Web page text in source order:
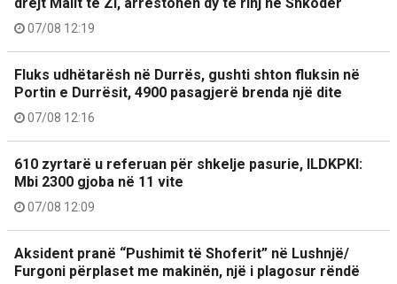
drejt Malit të Zi, arrestohen dy të rinj në Shkodër
07/08 12:19
Fluks udhëtarësh në Durrës, gushti shton fluksin në
Portin e Durrësit, 4900 pasagjerë brenda një dite
07/08 12:16
610 zyrtarë u referuan për shkelje pasurie, ILDKPKI:
Mbi 2300 gjoba në 11 vite
07/08 12:09
Aksident pranë “Pushimit të Shoferit” në Lushnjë/
Furgoni përplaset me makinën, një i plagosur rëndë